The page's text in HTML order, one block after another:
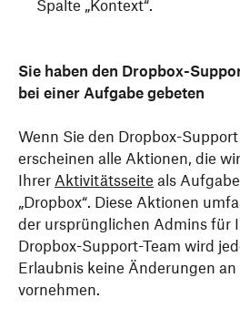
Spalte „Kontext“.
Sie haben den Dropbox-
bei einer Aufgabe gebeten
Wenn Sie den Dropbox-
erscheinen alle Aktionen, die
Ihrer Aktivitätsseite als
„Dropbox“. Diese Aktionen
der ursprünglichen Admins für
Dropbox-Support-Team wird
Erlaubnis keine Änderungen
vornehmen.